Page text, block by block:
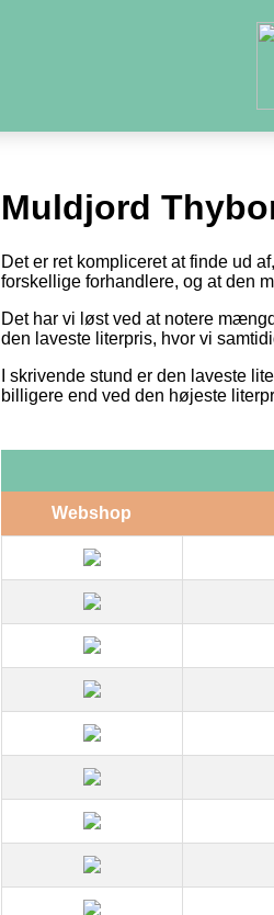
Muldjord
Det er ret kompliceret at finde ud
forskellige forhandlere, og at den
Det har vi løst ved at notere
den laveste literpris, hvor vi
I skrivende stund er den laveste
billigere end ved den højeste
Webshop